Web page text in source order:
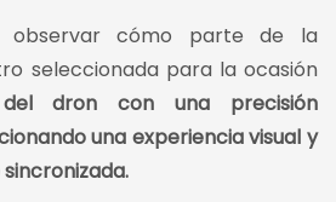
observar cómo parte de la
seleccionada para la ocasión
dron con una precisión
una experiencia visual y